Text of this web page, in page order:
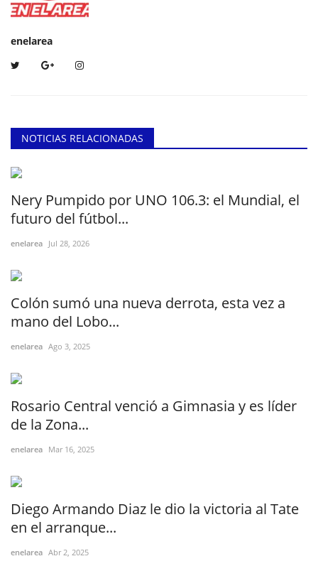
enelarea
NOTICIAS RELACIONADAS
Nery Pumpido por UNO 106.3: el Mundial, el
futuro del fútbol...
enelarea Jul 28, 2026
Colón sumó una nueva derrota, esta vez a
mano del Lobo...
enelarea Ago 3, 2025
Rosario Central venció a Gimnasia y es líder
de la Zona...
enelarea Mar 16, 2025
Diego Armando Diaz le dio la victoria al Tate
en el arranque...
enelarea Abr 2, 2025